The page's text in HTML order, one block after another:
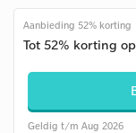
Aanbieding 52% korting
Tot 52% korting
Geldig t/m Aug 2026